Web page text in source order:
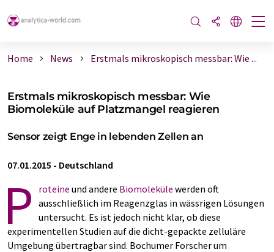
Home News Erstmals mikroskopisch messbar: Wie ...
Erstmals mikroskopisch messbar: Wie
Biomoleküle auf Platzmangel reagieren
Sensor zeigt Enge in lebenden Zellen an
07.01.2015 - Deutschland
P roteine und andere Biomoleküle werden oft
ausschließlich im Reagenzglas in wässrigen Lösungen
untersucht. Es ist jedoch nicht klar, ob diese
experimentellen Studien auf die dicht-gepackte zelluläre
Umgebung übertragbar sind. Bochumer Forscher um